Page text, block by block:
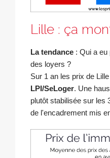
Lille : ça
La tendance : Qui a eu
des loyers ?
Sur 1 an les prix de
LPI/SeLoger. Une
plutôt stabilisée sur les
de l'encadrement mis